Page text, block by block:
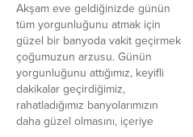
Akşam eve geldiğinizde günün
tüm yorgunluğunu atmak için
güzel bir banyoda vakit geçirmek
çoğumuzun arzusu. Günün
yorgunluğunu attığımız, keyifli
dakikalar geçirdiğimiz,
rahatladığımız banyolarımızın
daha güzel olmasını, içeriye